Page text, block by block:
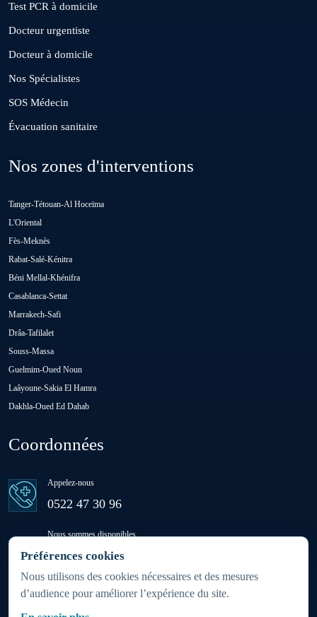
Préférences cookies
Nous utilisons des cookies nécessaires et des mesures
d’audience pour améliorer l’expérience du site.
Guisser
Hattane
Khouribga
Loulad
Oulad H'Riz Sahel
Oulad Saïd
Ras El Aïn
Sidi Rahhal Chataï
Test PCR à domicile
Docteur urgentiste
Docteur à domicile
Nos Spécialistes
SOS Médecin
Évacuation sanitaire
Nos zones d'interventions
Tanger-Tétouan-Al Hoceïma
L'Oriental
Fès-Meknès
Rabat-Salé-Kénitra
Béni Mellal-Khénifra
Casablanca-Settat
Marrakech-Safi
Drâa-Tafilalet
Souss-Massa
Guelmim-Oued Noun
Laâyoune-Sakia El Hamra
Dakhla-Oued Ed Dahab
Coordonnées
Appelez-nous
0522 47 30 96
Nous sommes disponibles
24h/24 - 7j/7
(week-ends et jours fériés inclus)